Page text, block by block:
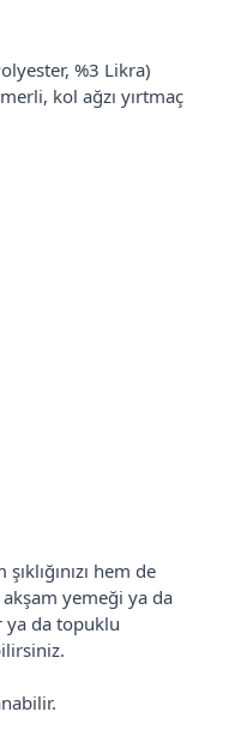
%3 Likra)
kol ağzı yırtmaç
hem de
akşam yemeği ya da
ya da topuklu